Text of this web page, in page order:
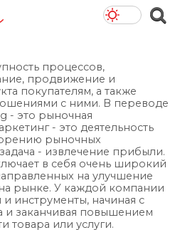
процессов,
продвижение и
покупателям, а также
с ними. В переводе
- это рыночная
- это деятельность
рыночных
- извлечение прибыли.
в себя очень широкий
на улучшение
рынке. У каждой компании
инструменты, начиная с
и заканчивая повышением
товара или услуги.